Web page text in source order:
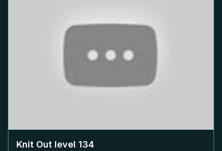
Knit Out level 134